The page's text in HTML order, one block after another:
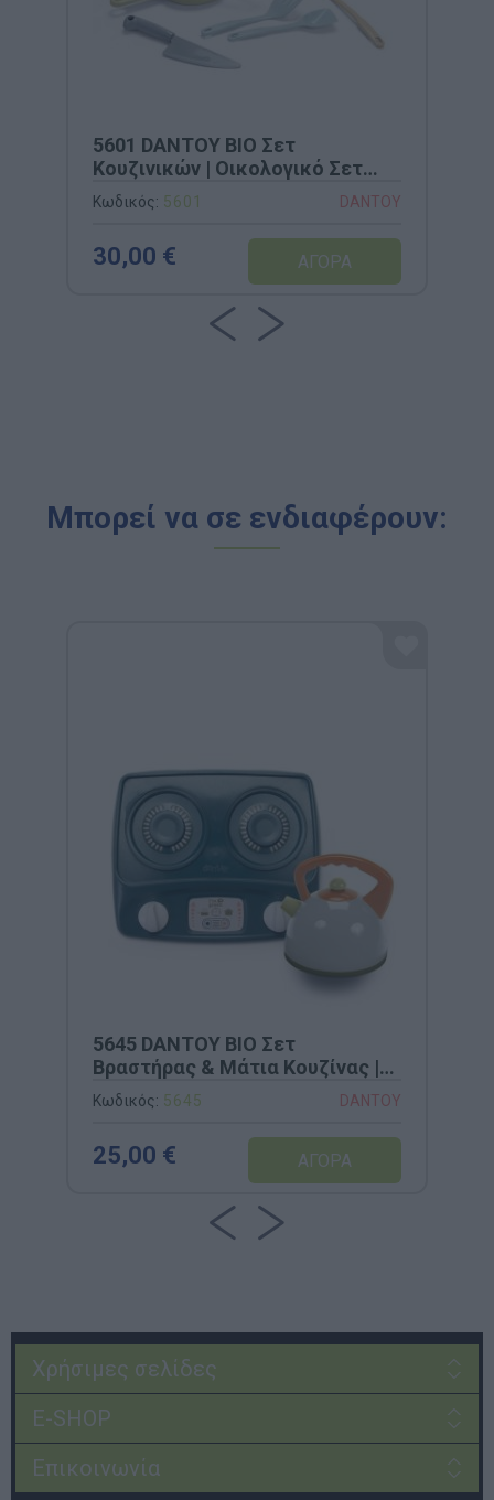
5601 DANTOY BIO Σετ
Κουζινικών | Οικολογικό Σετ
Μαγειρικής 12 Τεμαχίων από
Βιώσιμο Bio-Plastic
Κωδικός: 5601 DANTOY
30,00 €
Μπορεί να σε ενδιαφέρουν:
5645 DANTOY BIO Σετ
Βραστήρας & Μάτια Κουζίνας |
Οικολογικός Εξοπλισμός
Μαγειρικής από Βιώσιμο Bio-
Κωδικός: 5645 DANTOY
25,00 €
Χρήσιμες σελίδες
E-SHOP
Επικοινωνία